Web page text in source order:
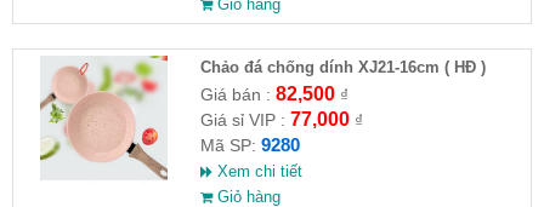
Giỏ hàng
Chảo đá chống dính XJ21-16cm ( HĐ )
Giá bán : 82,500₫
Giá sỉ VIP : 77,000₫
Mã SP: 9280
Xem chi tiết
Giỏ hàng